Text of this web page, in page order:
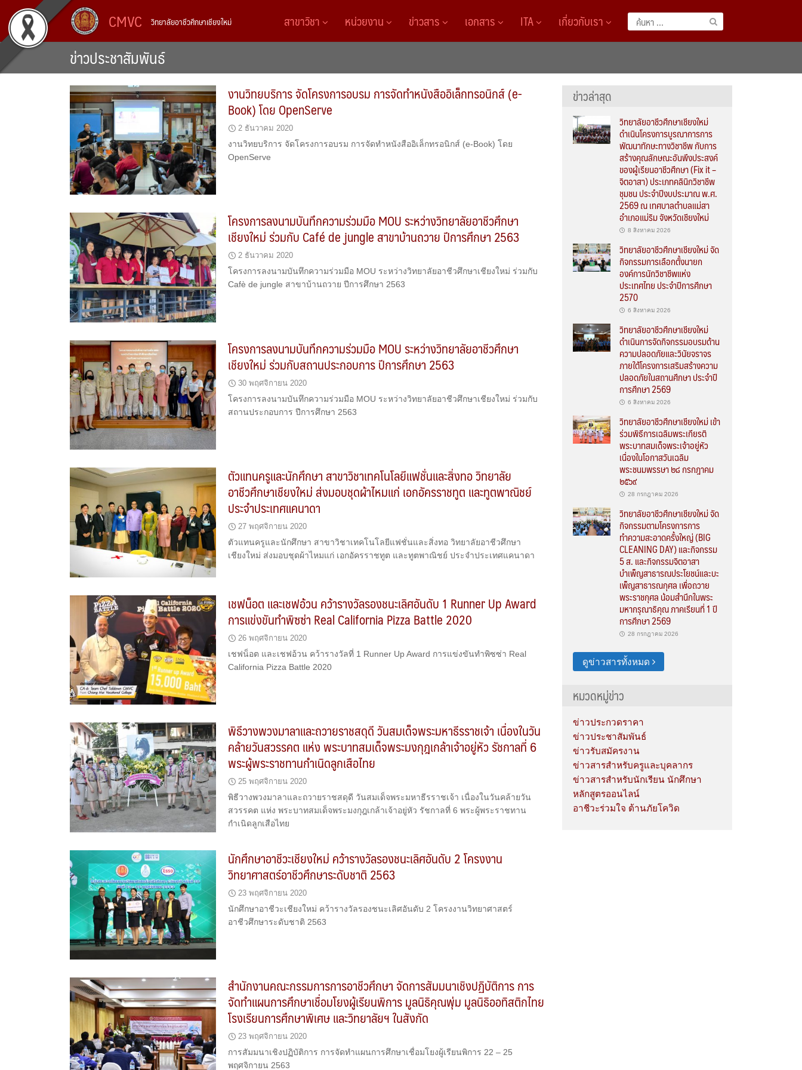
content
CMVC วิทยาลัยอาชีวศึกษาเชียงใหม่
ค้นหา
สำหรับ:
สาขาวิชา หน่วยงาน ข่าวสาร เอกสาร ITA เกี่ยวกับเรา
ข่าวประชาสัมพันธ์
งานวิทยบริการ จัดโครงการอบรม การจัดทำหนังสืออิเล็กทรอนิกส์ (e-
Book) โดย OpenServe
2 ธันวาคม 2020
งานวิทยบริการ จัดโครงการอบรม การจัดทำหนังสืออิเล็กทรอนิกส์ (e-Book) โดย
OpenServe
โครงการลงนามบันทึกความร่วมมือ MOU ระหว่างวิทยาลัยอาชีวศึกษา
เชียงใหม่ ร่วมกับ Café de jungle สาขาบ้านถวาย ปีการศึกษา 2563
2 ธันวาคม 2020
โครงการลงนามบันทึกความร่วมมือ MOU ระหว่างวิทยาลัยอาชีวศึกษาเชียงใหม่ ร่วมกับ
Cafè de jungle สาขาบ้านถวาย ปีการศึกษา 2563
โครงการลงนามบันทึกความร่วมมือ MOU ระหว่างวิทยาลัยอาชีวศึกษา
เชียงใหม่ ร่วมกับสถานประกอบการ ปีการศึกษา 2563
30 พฤศจิกายน 2020
โครงการลงนามบันทึกความร่วมมือ MOU ระหว่างวิทยาลัยอาชีวศึกษาเชียงใหม่ ร่วมกับ
สถานประกอบการ ปีการศึกษา 2563
ตัวแทนครูและนักศึกษา สาขาวิชาเทคโนโลยีแฟชั่นและสิ่งทอ วิทยาลัย
อาชีวศึกษาเชียงใหม่ ส่งมอบชุดผ้าไหมแก่ เอกอัครราชทูต และทูตพาณิชย์
ประจำประเทศแคนาดา
27 พฤศจิกายน 2020
ตัวแทนครูและนักศึกษา สาขาวิชาเทคโนโลยีแฟชั่นและสิ่งทอ วิทยาลัยอาชีวศึกษา
เชียงใหม่ ส่งมอบชุดผ้าไหมแก่ เอกอัครราชทูต และทูตพาณิชย์ ประจำประเทศแคนาดา
เชฟน็อต และเชฟอ้วน คว้ารางวัลรองชนะเลิศอันดับ 1 Runner Up Award
การแข่งขันทำพิซซ่า Real California Pizza Battle 2020
26 พฤศจิกายน 2020
เชฟน็อต และเชฟอ้วน คว้ารางวัลที่ 1 Runner Up Award การแข่งขันทำพิซซ่า Real
California Pizza Battle 2020
พิธีวางพวงมาลาและถวายราชสดุดี วันสมเด็จพระมหาธีรราชเจ้า เนื่องในวัน
คล้ายวันสวรรคต แห่ง พระบาทสมเด็จพระมงกุฎเกล้าเจ้าอยู่หัว รัชกาลที่ 6
พระผู้พระราชทานกำเนิดลูกเสือไทย
25 พฤศจิกายน 2020
พิธีวางพวงมาลาและถวายราชสดุดี วันสมเด็จพระมหาธีรราชเจ้า เนื่องในวันคล้ายวัน
สวรรคต แห่ง พระบาทสมเด็จพระมงกุฎเกล้าเจ้าอยู่หัว รัชกาลที่ 6 พระผู้พระราชทาน
กำเนิดลูกเสือไทย
นักศึกษาอาชีวะเชียงใหม่ คว้ารางวัลรองชนะเลิศอันดับ 2 โครงงาน
วิทยาศาสตร์อาชีวศึกษาระดับชาติ 2563
23 พฤศจิกายน 2020
นักศึกษาอาชีวะเชียงใหม่ คว้ารางวัลรองชนะเลิศอันดับ 2 โครงงานวิทยาศาสตร์
อาชีวศึกษาระดับชาติ 2563
สำนักงานคณะกรรมการการอาชีวศึกษา จัดการสัมมนาเชิงปฏิบัติการ การ
จัดทำแผนการศึกษาเชื่อมโยงผู้เรียนพิการ มูลนิธิคุณพุ่ม มูลนิธิออทิสติกไทย
โรงเรียนการศึกษาพิเศษ และวิทยาลัยฯ ในสังกัด
23 พฤศจิกายน 2020
การสัมมนาเชิงปฏิบัติการ การจัดทำแผนการศึกษาเชื่อมโยงผู้เรียนพิการ 22 – 25
พฤศจิกายน 2563
ข่าวล่าสุด
วิทยาลัยอาชีวศึกษาเชียงใหม่
ดำเนินโครงการบูรณาการการ
พัฒนาทักษะทางวิชาชีพ กับการ
สร้างคุณลักษณะอันพึงประสงค์
ของผู้เรียนอาชีวศึกษา (Fix it –
จิตอาสา) ประเภทคลินิกวิชาชีพ
ชุมชน ประจำปีงบประมาณ พ.ศ.
2569 ณ เทศบาลตำบลแม่สา
อำเภอแม่ริม จังหวัดเชียงใหม่
8 สิงหาคม 2026
วิทยาลัยอาชีวศึกษาเชียงใหม่ จัด
กิจกรรมการเลือกตั้งนายก
องค์การนักวิชาชีพแห่ง
ประเทศไทย ประจำปีการศึกษา
2570
6 สิงหาคม 2026
วิทยาลัยอาชีวศึกษาเชียงใหม่
ดำเนินการจัดกิจกรรมอบรมด้าน
ความปลอดภัยและวินัยจราจร
ภายใต้โครงการเสริมสร้างความ
ปลอดภัยในสถานศึกษา ประจำปี
การศึกษา 2569
6 สิงหาคม 2026
วิทยาลัยอาชีวศึกษาเชียงใหม่ เข้า
ร่วมพิธีการเฉลิมพระเกียรติ
พระบาทสมเด็จพระเจ้าอยู่หัว
เนื่องในโอกาสวันเฉลิม
พระชนมพรรษา ๒๘ กรกฎาคม
๒๕๖๙
28 กรกฎาคม 2026
วิทยาลัยอาชีวศึกษาเชียงใหม่ จัด
กิจกรรมตามโครงการการ
ทำความสะอาดครั้งใหญ่ (BIG
CLEANING DAY) และกิจกรรม
5 ส. และกิจกรรมจิตอาสา
บำเพ็ญสาธารณประโยชน์และบะ
เพ็ญสาธารณกุศล เพื่อถวาย
พระราชกุศล น้อมสำนึกในพระ
มหากรุณาธิคุณ ภาคเรียนที่ 1 ปี
การศึกษา 2569
28 กรกฎาคม 2026
ดูข่าวสารทั้งหมด
หมวดหมู่ข่าว
ข่าวประกวดราคา
ข่าวประชาสัมพันธ์
ข่าวรับสมัครงาน
ข่าวสารสำหรับครูและบุคลากร
ข่าวสารสำหรับนักเรียน นักศึกษา
หลักสูตรออนไลน์
อาชีวะร่วมใจ ต้านภัยโควิด